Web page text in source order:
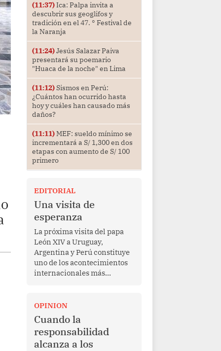
(11:37)Ica: Palpa invita a
descubrir sus geoglifos y
tradición en el 47. ° Festival de
la Naranja
(11:24)Jesús Salazar Paiva
presentará su poemario
"Huaca de la noche" en Lima
(11:12)Sismos en Perú:
¿Cuántos han ocurrido hasta
hoy y cuáles han causado más
daños?
(11:11)MEF: sueldo mínimo se
incrementará a S/ 1,300 en dos
etapas con aumento de S/ 100
primero
EDITORIAL
Una visita de
esperanza
La próxima visita del papa
León XIV a Uruguay,
Argentina y Perú constituye
uno de los acontecimientos
internacionales más
Más allá de su dimensión
religiosa, esta gira
representa una oportunidad
para reafirmar el valor del
diálogo, fortalecer los
OPINION
Cuando la
responsabilidad
alcanza a los